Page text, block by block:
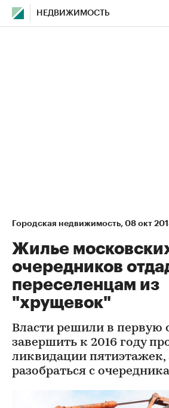
НЕДВИЖИМОСТЬ
Городская недвижимость⁠, 08 окт
Жилье
очередников
переселенцам из
"хрущевок"
Власти решили в первую
завершить к 2016 году
ликвидации пятиэтажек,
разобраться с